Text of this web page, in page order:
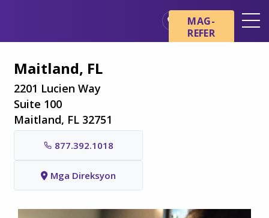
Mga Pangunahing Kaalaman
tungkol sa Hospice
Ang aming mga Serbisyo
Healthcare Professionals
alaga
MAG-
REFER
Maitland, FL
2201 Lucien Way
Suite 100
Maitland, FL 32751
877.392.1018
Mga Direksyon